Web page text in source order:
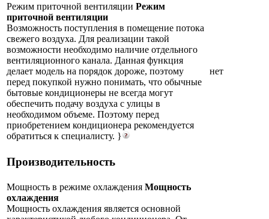
Режим приточной вентиляции Режим
приточной вентиляции
Возможность поступления в помещение потока
свежего воздуха. Для реализации такой
возможности необходимо наличие отдельного
вентиляционного канала. Данная функция
делает модель на порядок дороже, поэтому
перед покупкой нужно понимать, что обычные
бытовые кондиционеры не всегда могут
обеспечить подачу воздуха с улицы в
необходимом объеме. Поэтому перед
приобретением кондиционера рекомендуется
обратиться к специалисту. }
нет
Производительность
Мощность в режиме охлаждения Мощность
охлаждения
Мощность охлаждения является основной